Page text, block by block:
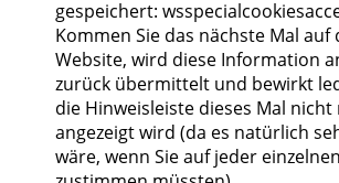
gespeichert:
Kommen Sie das nächste Mal auf
Website, wird diese Information
zurück übermittelt und bewirkt
die Hinweisleiste dieses Mal
angezeigt wird (da es natürlich
wäre, wenn Sie auf jeder